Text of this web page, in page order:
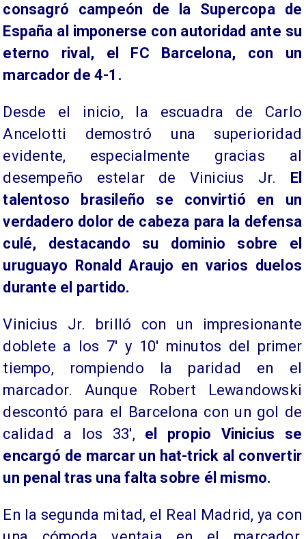
consagró campeón de la Supercopa de
España al imponerse con autoridad ante su
eterno rival, el FC Barcelona, con un
marcador de 4-1.
Desde el inicio, la escuadra de Carlo
Ancelotti demostró una superioridad
evidente, especialmente gracias al
desempeño estelar de Vinicius Jr. El
talentoso brasileño se convirtió en un
verdadero dolor de cabeza para la defensa
culé, destacando su dominio sobre el
uruguayo Ronald Araujo en varios duelos
durante el partido.
Vinicius Jr. brilló con un impresionante
doblete a los 7' y 10' minutos del primer
tiempo, rompiendo la paridad en el
marcador. Aunque Robert Lewandowski
descontó para el Barcelona con un gol de
calidad a los 33', el propio Vinicius se
encargó de marcar un hat-trick al convertir
un penal tras una falta sobre él mismo.
En la segunda mitad, el Real Madrid, ya con